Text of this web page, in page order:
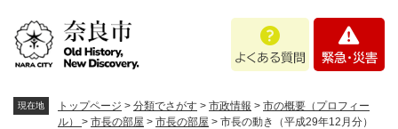
あ
問
・
現在地 トップページ > 分類でさがす > 市政情報 > 市の概要（プロフィー
ル） > 市長の部屋 > 市長の部屋 > 市長の動き（平成29年12月分）